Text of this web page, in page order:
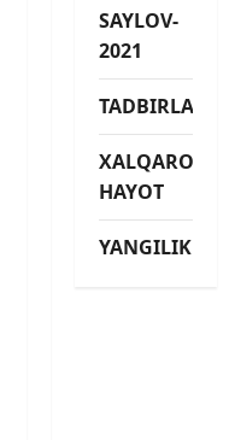
SAYLOV-
2021
TADBIRLAR
XALQARO
HAYOT
YANGILIKLAR